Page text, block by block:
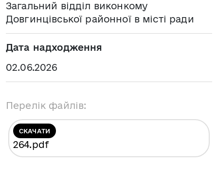
Загальний відділ виконкому
Довгинцівської районної в місті ради
Дата надходження
02.06.2026
Перелік файлів:
СКАЧАТИ
264.pdf